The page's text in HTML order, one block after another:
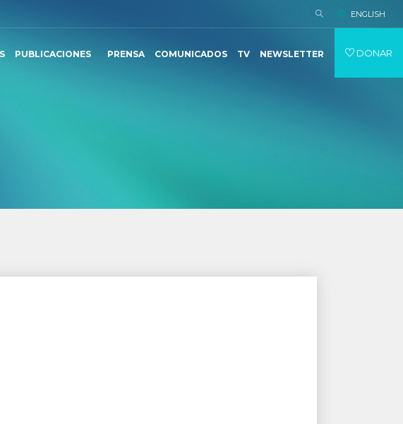
ENGLISH
PUBLICACIONES PRENSA COMUNICADOS TV NEWSLETTER DONAR